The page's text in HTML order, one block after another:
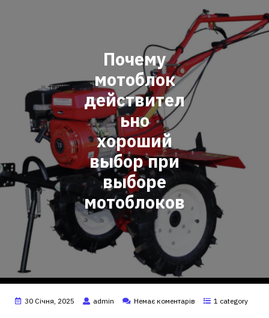
Почему
мотоблок
действител
ьно
хороший
выбор при
выборе
мотоблоков
30 Січня, 2025 admin Немає коментарів 1 category